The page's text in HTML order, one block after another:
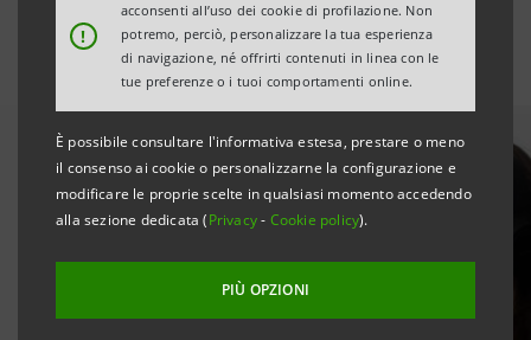
!
acconsenti all’uso dei cookie di profilazione. Non
potremo, perciò, personalizzare la tua esperienza
di navigazione, né offrirti contenuti in linea con le
tue preferenze o i tuoi comportamenti online.
È possibile consultare l'informativa estesa, prestare o meno
il consenso ai cookie o personalizzarne la configurazione e
modificare le proprie scelte in qualsiasi momento accedendo
alla sezione dedicata (Privacy- Cookie policy).
PIÙ OPZIONI